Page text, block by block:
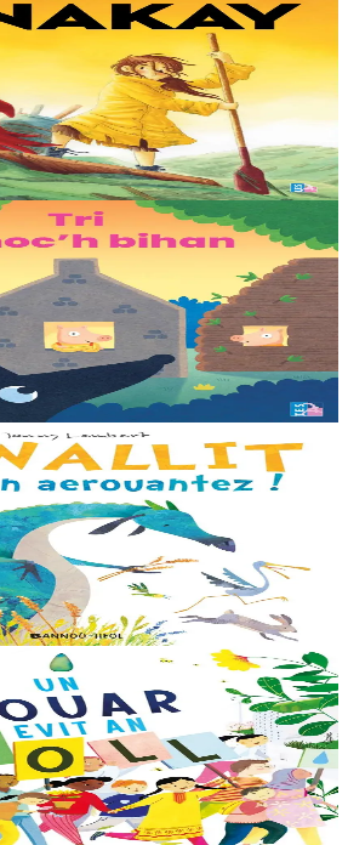
ur pezh lennad loustoni hep netra vev
o chom war un enez plastik, o klask bevañ
al lastez....
hag a veve eürus gant o zud. Un
da bep hini kaout e di ! Ur rummad
!
Eflammez. Bleunioù zo, geot flour hag
?... - N’out ket evit chom amañ ! a huch
ha kaer-meurbet ivez, met ezhomm he
da gompren gwelloc’h efedoù Mab-
al levr kaer-mañ....